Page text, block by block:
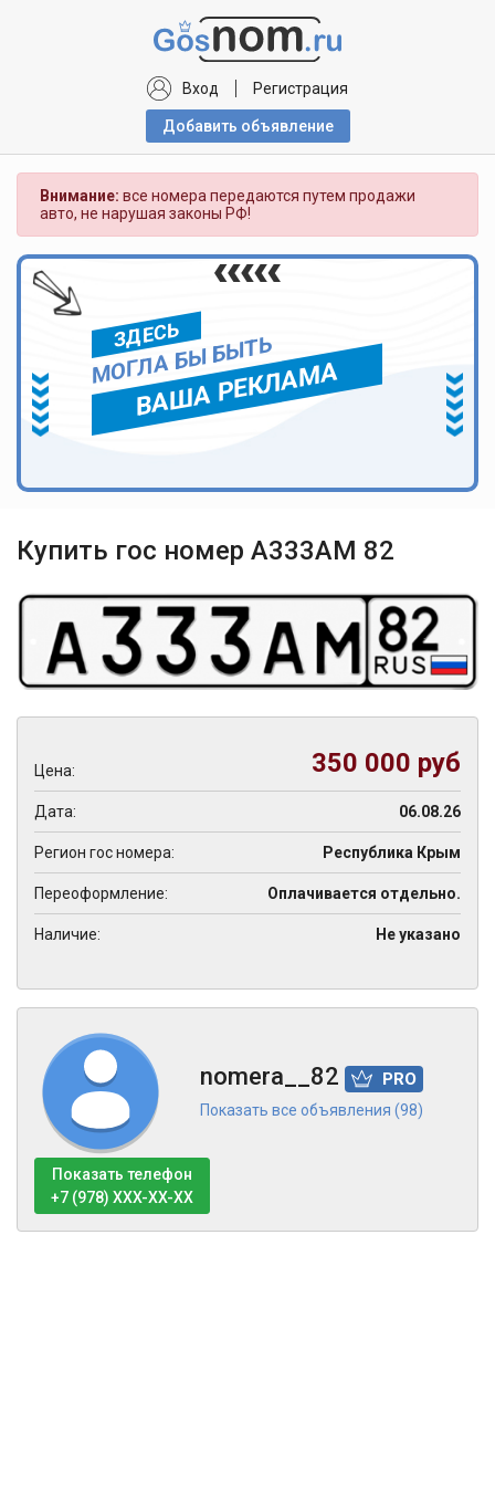
Вход Регистрация
Добавить объявлениe
Внимание: все номера передаются путем продажи
авто, не нарушая законы РФ!
ЗДЕСЬ
МОГЛА БЫ БЫТЬ
ВАША РЕКЛАМА
Купить гос номер А333АМ 82
Цена: 350 000 руб
Дата: 06.08.26
Регион гос номера: Республика Крым
Переоформление: Оплачивается отдельно.
Наличие: Не указано
nomera__82 PRO
Показать все объявления (98)
Показать телефон
+7 (978) XXX-XX-XX